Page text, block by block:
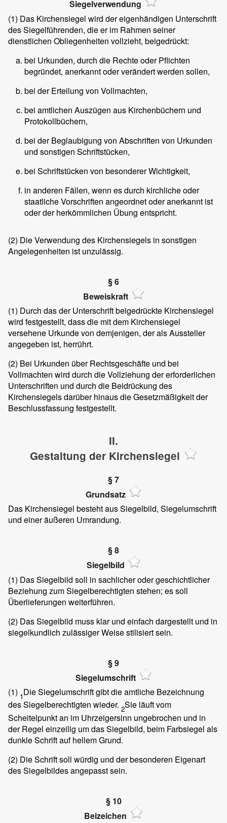
Siegelverwendung
(1) Das Kirchensiegel wird der eigenhändigen Unterschrift
des Siegelführenden, die er im Rahmen seiner
dienstlichen Obliegenheiten vollzieht, beigedrückt:
bei Urkunden, durch die Rechte oder Pflichten
begründet, anerkannt oder verändert werden sollen,
bei der Erteilung von Vollmachten,
bei amtlichen Auszügen aus Kirchenbüchern und
Protokollbüchern,
bei der Beglaubigung von Abschriften von Urkunden
und sonstigen Schriftstücken,
bei Schriftstücken von besonderer Wichtigkeit,
in anderen Fällen, wenn es durch kirchliche oder
staatliche Vorschriften angeordnet oder anerkannt ist
oder der herkömmlichen Übung entspricht.
(2) Die Verwendung des Kirchensiegels in sonstigen
Angelegenheiten ist unzulässig.
§ 6
Beweiskraft
(1) Durch das der Unterschrift beigedrückte Kirchensiegel
wird festgestellt, dass die mit dem Kirchensiegel
versehene Urkunde von demjenigen, der als Aussteller
angegeben ist, herrührt.
(2) Bei Urkunden über Rechtsgeschäfte und bei
Vollmachten wird durch die Vollziehung der erforderlichen
Unterschriften und durch die Beidrückung des
Kirchensiegels darüber hinaus die Gesetzmäßigkeit der
Beschlussfassung festgestellt.
II.
Gestaltung der Kirchensiegel
§ 7
Grundsatz
Das Kirchensiegel besteht aus Siegelbild, Siegelumschrift
und einer äußeren Umrandung.
§ 8
Siegelbild
(1) Das Siegelbild soll in sachlicher oder geschichtlicher
Beziehung zum Siegelberechtigten stehen; es soll
Überlieferungen weiterführen.
(2) Das Siegelbild muss klar und einfach dargestellt und in
siegelkundlich zulässiger Weise stilisiert sein.
§ 9
Siegelumschrift
(1) 1Die Siegelumschrift gibt die amtliche Bezeichnung
des Siegelberechtigten wieder. 2Sie läuft vom
Scheitelpunkt an im Uhrzeigersinn ungebrochen und in
der Regel einzeilig um das Siegelbild, beim Farbsiegel als
dunkle Schrift auf hellem Grund.
(2) Die Schrift soll würdig und der besonderen Eigenart
des Siegelbildes angepasst sein.
§ 10
Beizeichen